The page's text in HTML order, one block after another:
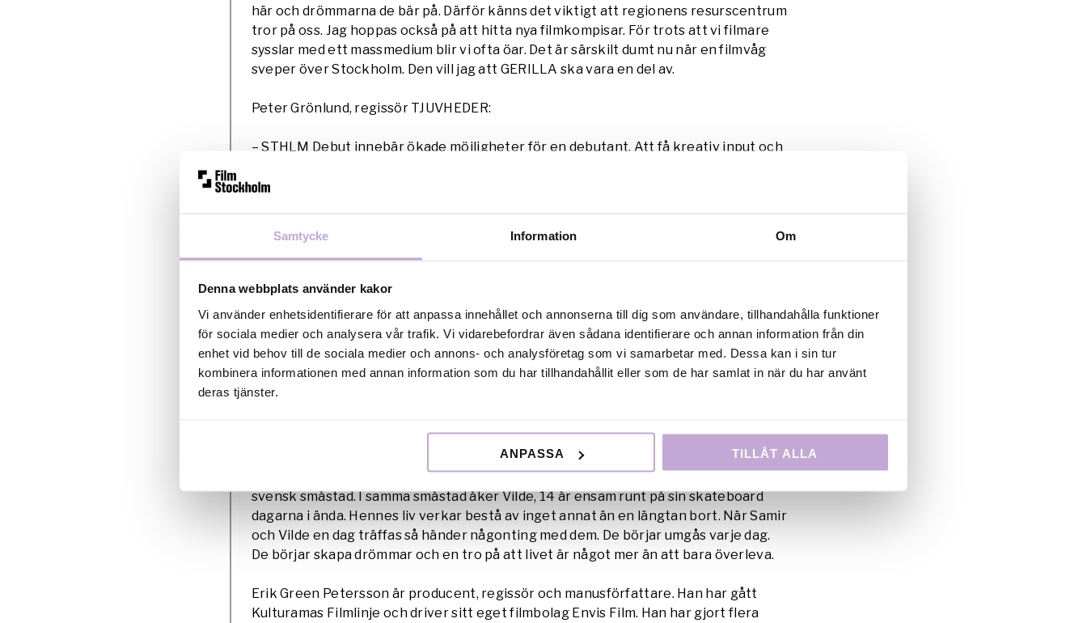
Samtycke Information Om
Denna webbplats använder kakor
Vi använder enhetsidentifierare för att anpassa innehållet och annonserna till dig som användare, tillhandahålla funktioner
för sociala medier och analysera vår trafik. Vi vidarebefordrar även sådana identifierare och annan information från din
enhet vid behov till de sociala medier och annons- och analysföretag som vi samarbetar med. Dessa kan i sin tur
kombinera informationen med annan information som du har tillhandahållit eller som de har samlat in när du har använt
deras tjänster.
ANPASSA TILLÅT ALLA
här och drömmarna de bär på. Därför känns det viktigt att regionens resurscentrum
tror på oss. Jag hoppas också på att hitta nya filmkompisar. För trots att vi filmare
sysslar med ett massmedium blir vi ofta öar. Det är särskilt dumt nu när en filmvåg
sveper över Stockholm. Den vill jag att GERILLA ska vara en del av.
Peter Grönlund, regissör TJUVHEDER:
– STHLM Debut innebär ökade möjligheter för en debutant. Att få kreativ input och
ekonomiskt stöd, kommer att gynna projektet.
GERILLA
Stockholm. Alla är upptagna med att älska sig själva. GERILLA är en film om jakten
på bekräftelse i dagens ”like”-samhälle. Om en revolution som startas på YouTube.
Anders Hazelius är regissör och manusförfattare. Han har läst konstvetenskap och
filmvetenskap på universitet och är utbildad på Filmhögskolan i Göteborg. Han har
bland annat gjort filmerna FRÄMMANDE LAND (2010), BAGGY (2011) och FÖRSTA
GÅNGEN (2013) som tilldelades pris för bästa kortfilm på Berlinale.
Samir, 14 år stiger med sin bror Nader, 19 ur en lastbil en varm sommarnatt
någonstans i Sverige. De söker asyl och hamnar på ett asylboende i en nedgången
svensk småstad. I samma småstad åker Vilde, 14 år ensam runt på sin skateboard
dagarna i ända. Hennes liv verkar bestå av inget annat än en längtan bort. När Samir
och Vilde en dag träffas så händer någonting med dem. De börjar umgås varje dag.
De börjar skapa drömmar och en tro på att livet är något mer än att bara överleva.
Erik Green Petersson är producent, regissör och manusförfattare. Han har gått
Kulturamas Filmlinje och driver sitt eget filmbolag Envis Film. Han har gjort flera